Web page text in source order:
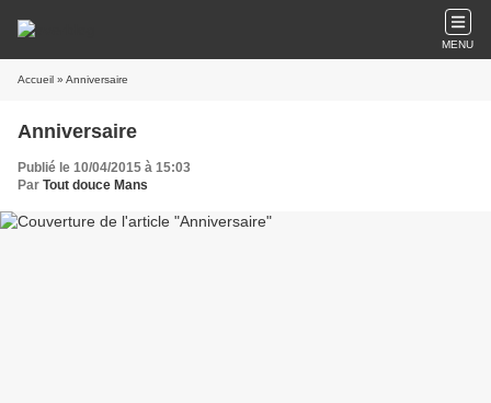
MENU
Accueil » Anniversaire
Anniversaire
Publié le 10/04/2015 à 15:03
Par Tout douce Mans